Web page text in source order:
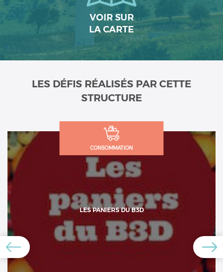
VOIR SUR
LA CARTE
LES DÉFIS RÉALISÉS PAR CETTE
STRUCTURE
LES PANIERS DU B3D
CONSOMMATION